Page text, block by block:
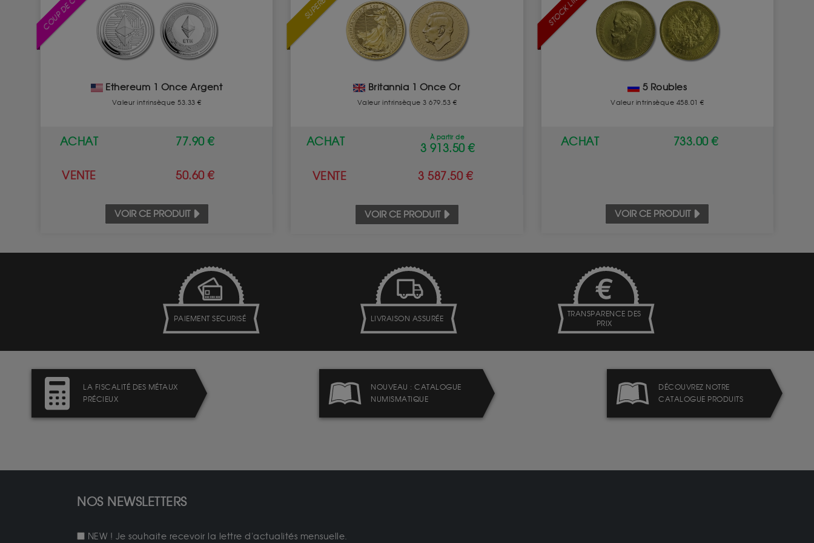
Ethereum 1 Once Argent
Valeur intrinsèque 53.33 €
ACHAT 77.90 €
VENTE 50.60 €
VOIR CE PRODUIT
SUPERBE
Britannia 1 Once Or
Valeur intrinsèque 3 679.53 €
ACHAT À partir de
3 913.50 €
VENTE 3 587.50 €
VOIR CE PRODUIT
5 Roubles
Valeur intrinsèque 458.01 €
ACHAT 733.00 €
VOIR CE PRODUIT
PAIEMENT SECURISÉ LIVRAISON ASSURÉE
TRANSPARENCE DES
PRIX
LA FISCALITÉ DES MÉTAUX
PRÉCIEUX
NOUVEAU : CATALOGUE
NUMISMATIQUE
DÉCOUVREZ NOTRE
CATALOGUE PRODUITS
NOS NEWSLETTERS
NEW ! Je souhaite recevoir la lettre d'actualités mensuelle.